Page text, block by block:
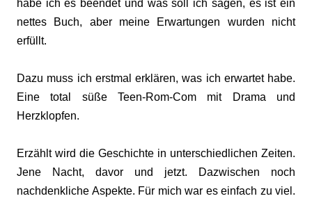
habe ich es beendet und was soll ich sagen, es ist ein
nettes Buch, aber meine Erwartungen wurden nicht
erfüllt.
Dazu muss ich erstmal erklären, was ich erwartet habe.
Eine total süße Teen-Rom-Com mit Drama und
Herzklopfen.
Erzählt wird die Geschichte in unterschiedlichen Zeiten.
Jene Nacht, davor und jetzt. Dazwischen noch
nachdenkliche Aspekte. Für mich war es einfach zu viel.